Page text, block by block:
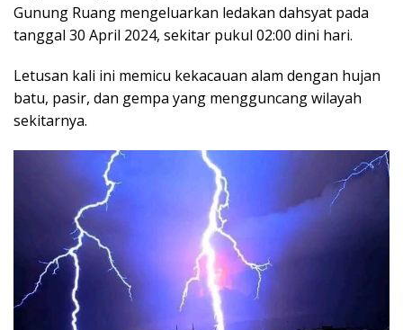
Gunung Ruang mengeluarkan ledakan dahsyat pada
tanggal 30 April 2024, sekitar pukul 02:00 dini hari.
Letusan kali ini memicu kekacauan alam dengan hujan
batu, pasir, dan gempa yang mengguncang wilayah
sekitarnya.